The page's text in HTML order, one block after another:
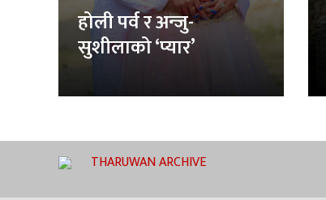
होली पर्व र अन्जु-
सुशीलाको ‘प्यार’
THARUWAN ARCHIVE